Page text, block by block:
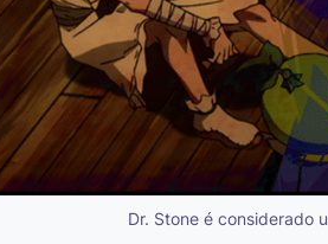
Dr. Stone é considerado